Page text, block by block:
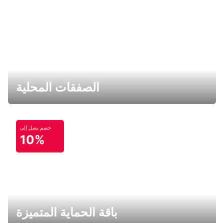
الصفقات المحلية
خصم يصل إلى
10%
باقة الحماية المتميزة